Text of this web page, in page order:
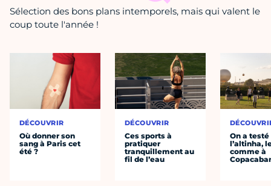
Sélection des bons plans intemporels, mais qui valent le
coup toute l'année !
DÉCOUVRIR
Où donner son
sang à Paris cet
été ?
DÉCOUVRIR
Ces sports à
pratiquer
tranquillement au
fil de l’eau
On a testé
l’altinha,
comme à